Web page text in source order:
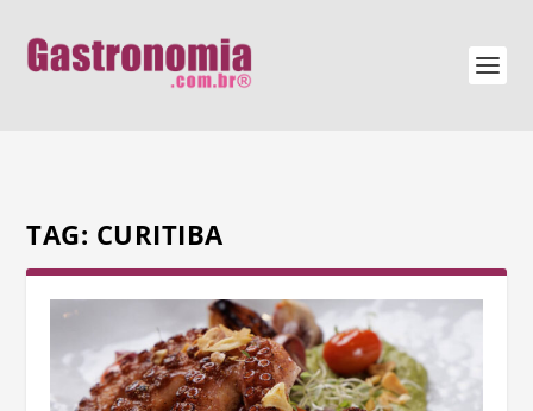
TAG: CURITIBA